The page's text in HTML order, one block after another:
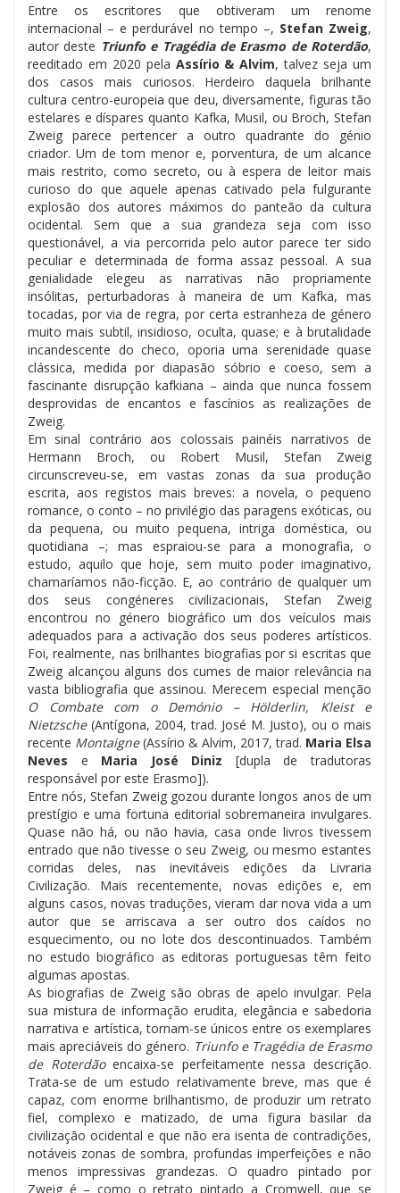
Entre os escritores que obtiveram um renome
internacional – e perdurável no tempo –, Stefan Zweig,
autor deste Triunfo e Tragédia de Erasmo de Roterdão,
reeditado em 2020 pela Assírio & Alvim, talvez seja um
dos casos mais curiosos. Herdeiro daquela brilhante
cultura centro-europeia que deu, diversamente, figuras tão
estelares e díspares quanto Kafka, Musil, ou Broch, Stefan
Zweig parece pertencer a outro quadrante do génio
criador. Um de tom menor e, porventura, de um alcance
mais restrito, como secreto, ou à espera de leitor mais
curioso do que aquele apenas cativado pela fulgurante
explosão dos autores máximos do panteão da cultura
ocidental. Sem que a sua grandeza seja com isso
questionável, a via percorrida pelo autor parece ter sido
peculiar e determinada de forma assaz pessoal. A sua
genialidade elegeu as narrativas não propriamente
insólitas, perturbadoras à maneira de um Kafka, mas
tocadas, por via de regra, por certa estranheza de género
muito mais subtil, insidioso, oculta, quase; e à brutalidade
incandescente do checo, oporia uma serenidade quase
clássica, medida por diapasão sóbrio e coeso, sem a
fascinante disrupção kafkiana – ainda que nunca fossem
desprovidas de encantos e fascínios as realizações de
Zweig.
Em sinal contrário aos colossais painéis narrativos de
Hermann Broch, ou Robert Musil, Stefan Zweig
circunscreveu-se, em vastas zonas da sua produção
escrita, aos registos mais breves: a novela, o pequeno
romance, o conto – no privilégio das paragens exóticas, ou
da pequena, ou muito pequena, intriga doméstica, ou
quotidiana –; mas espraiou-se para a monografia, o
estudo, aquilo que hoje, sem muito poder imaginativo,
chamaríamos não-ficção. E, ao contrário de qualquer um
dos seus congéneres civilizacionais, Stefan Zweig
encontrou no género biográfico um dos veículos mais
adequados para a activação dos seus poderes artísticos.
Foi, realmente, nas brilhantes biografias por si escritas que
Zweig alcançou alguns dos cumes de maior relevância na
vasta bibliografia que assinou. Merecem especial menção
O Combate com o Demónio – Hölderlin, Kleist e
Nietzsche(Antígona, 2004, trad. José M. Justo), ou o mais
recente Montaigne(Assírio & Alvim, 2017, trad. Maria Elsa
Neves e Maria José Diniz [dupla de tradutoras
responsável por este Erasmo]).
Entre nós, Stefan Zweig gozou durante longos anos de um
prestígio e uma fortuna editorial sobremaneira invulgares.
Quase não há, ou não havia, casa onde livros tivessem
entrado que não tivesse o seu Zweig, ou mesmo estantes
corridas deles, nas inevitáveis edições da Livraria
Civilização. Mais recentemente, novas edições e, em
alguns casos, novas traduções, vieram dar nova vida a um
autor que se arriscava a ser outro dos caídos no
esquecimento, ou no lote dos descontinuados. Também
no estudo biográfico as editoras portuguesas têm feito
algumas apostas.
As biografias de Zweig são obras de apelo invulgar. Pela
sua mistura de informação erudita, elegância e sabedoria
narrativa e artística, tornam-se únicos entre os exemplares
mais apreciáveis do género. Triunfo e Tragédia de Erasmo
de Roterdãoencaixa-se perfeitamente nessa descrição.
Trata-se de um estudo relativamente breve, mas que é
capaz, com enorme brilhantismo, de produzir um retrato
fiel, complexo e matizado, de uma figura basilar da
civilização ocidental e que não era isenta de contradições,
notáveis zonas de sombra, profundas imperfeições e não
menos impressivas grandezas. O quadro pintado por
Zweig é – como o retrato pintado a Cromwell, que se